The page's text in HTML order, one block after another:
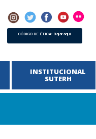
CÓDIGO DE ÉTICA: Bajar aquí
INSTITUCIONAL
SUTERH